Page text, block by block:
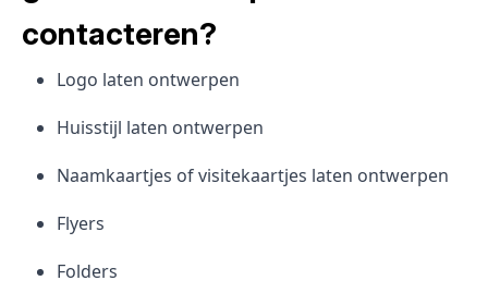
contacteren?
Logo laten ontwerpen
Huisstijl laten ontwerpen
Naamkaartjes of visitekaartjes laten ontwerpen
Flyers
Folders